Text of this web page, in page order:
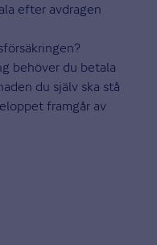
efter avdragen
behöver du betala
du själv ska stå
framgår av